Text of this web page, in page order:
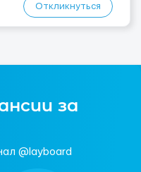
Откликнуться
за
@layboard